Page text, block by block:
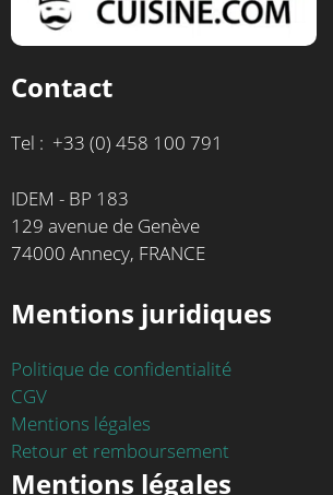
Contact
Tel : +33 (0) 458 100 791
IDEM - BP 183
129 avenue de Genève
74000 Annecy, FRANCE
Mentions juridiques
Politique de confidentialité
CGV
Mentions légales
Retour et remboursement
Mentions légales